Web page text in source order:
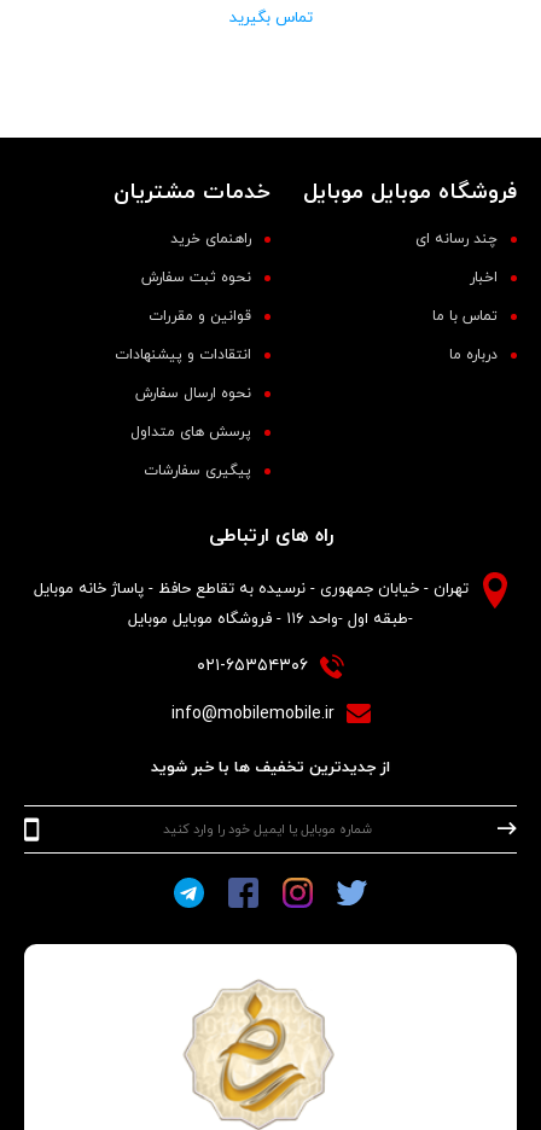
تماس بگیرید
فروشگاه موبایل موبایل
چند رسانه ای
اخبار
تماس با ما
درباره ما
خدمات مشتریان
راهنمای خرید
نحوه ثبت سفارش
قوانین و مقررات
انتقادات و پیشنهادات
نحوه ارسال سفارش
پرسش های متداول
پیگیری سفارشات
راه های ارتباطی
تهران - خیابان جمهوری - نرسیده به تقاطع حافظ - پاساژ خانه موبایل
-طبقه اول -واحد ۱۱۶ - فروشگاه موبایل موبایل
۰۲۱-۶۵۳۵۴۳۰۶
info@mobilemobile.ir
از جدیدترین تخفیف ها با خبر شوید